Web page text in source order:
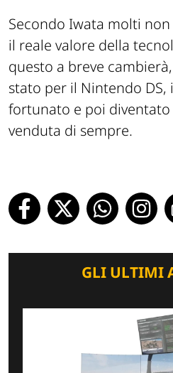
Secondo Iwata molti
il reale valore della
questo a breve
stato per il Nintendo
fortunato e poi
venduta di sempre.
GLI ULTIMI